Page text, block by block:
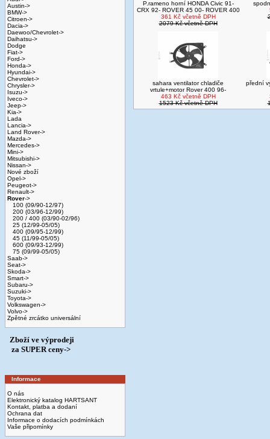
Austin->
BMW->
Citroen->
Dacia->
Daewoo/Chevrolet->
Daihatsu->
Dodge
Fiat->
Ford->
Honda->
Hyundai->
Chevrolet->
Chrysler->
Isuzu->
Iveco->
Jeep->
Kia->
Lada
Lancia->
Land Rover->
Mazda->
Mercedes->
Mini->
Mitsubishi->
Nissan->
Nové zboží
Opel->
Peugeot->
Renault->
Rover->
100 (09/90-12/97)
200 (03/96-12/99)
200 / 400 (03/90-02/96)
25 (12/99-05/05)
400 (09/95-12/99)
45 (11/99-05/05)
600 (09/93-12/99)
75 (09/99-05/05)
Saab->
Seat->
Skoda->
Smart->
Subaru->
Suzuki->
Toyota->
Volkswagen->
Volvo->
Zpětné zrcátko universální
Zboží ve výprodeji
­ za SUPER ceny->
Informace
O nás
Elektronický katalog HARTSANT
Kontakt, platba a dodaní
Ochrana dat
Informace o dodacích podmínkách
Vaše připomínky
P.rameno horní HONDA Civic 91-
CRX 92- ROVER 45 00- ROVER 400
361 Kč včetně DPH
2079 Kč včetně DPH
sahara ventilator chladiče
vrtule+motor Rover 400 96-
463 Kč včetně DPH
1523 Kč včetně DPH
přední